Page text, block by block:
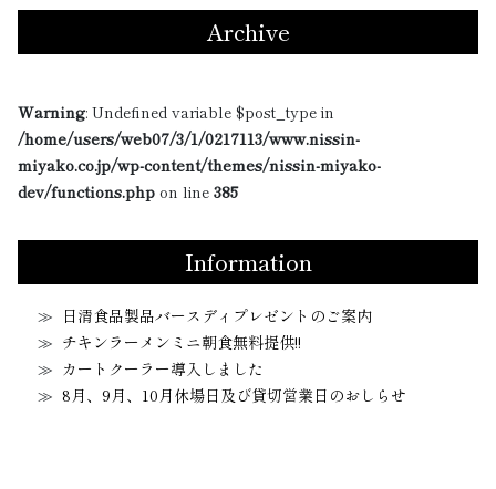
Archive
Warning: Undefined variable $post_type in
/home/users/web07/3/1/0217113/www.nissin-
miyako.co.jp/wp-content/themes/nissin-miyako-
dev/functions.php on line 385
Information
日清食品製品バースディプレゼントのご案内
チキンラーメンミニ朝食無料提供!!
カートクーラー導入しました
8月、9月、10月休場日及び貸切営業日のおしらせ